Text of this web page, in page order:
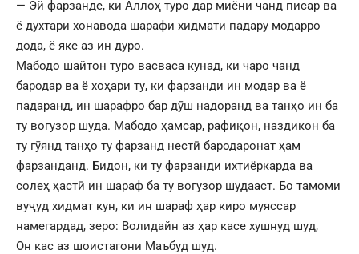
— Эй фарзанде, ки Аллоҳ туро дар миёни чанд писар ва
ё духтари хонавода шарафи хидмати падару модарро
дода, ё яке аз ин дуро.
Мабодо шайтон туро васваса кунад, ки чаро чанд
бародар ва ё хоҳари ту, ки фарзанди ин модар ва ё
падаранд, ин шарафро бар дӯш надоранд ва танҳо ин ба
ту вогузор шуда. Мабодо ҳамсар, рафиқон, наздикон ба
ту гӯянд танҳо ту фарзанд нестӣ бародаронат ҳам
фарзанданд. Бидон, ки ту фарзанди ихтиёркарда ва
солеҳ ҳастӣ ин шараф ба ту вогузор шудааст. Бо тамоми
вуҷуд хидмат кун, ки ин шараф ҳар киро муяссар
намегардад, зеро: Волидайн аз ҳар касе хушнуд шуд,
Он кас аз шоистагони Маъбуд шуд.